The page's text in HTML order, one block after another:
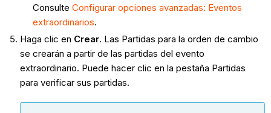
Consulte Configurar opciones avanzadas: Eventos
extraordinarios.
Haga clic en Crear. Las Partidas para la orden de cambio
se crearán a partir de las partidas del evento
extraordinario. Puede hacer clic en la pestaña Partidas
para verificar sus partidas.